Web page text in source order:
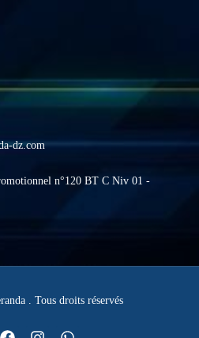
dz.com
n°120 BT C Niv 01 -
. Tous droits réservés